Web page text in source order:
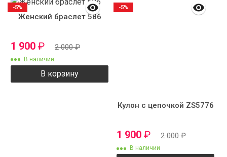
Женский браслет 586
1 900 ₽ 2 000₽
В наличии
В корзину
-5%
Кулон с цепочкой ZS5776
1 900 ₽ 2 000₽
В наличии
-5%